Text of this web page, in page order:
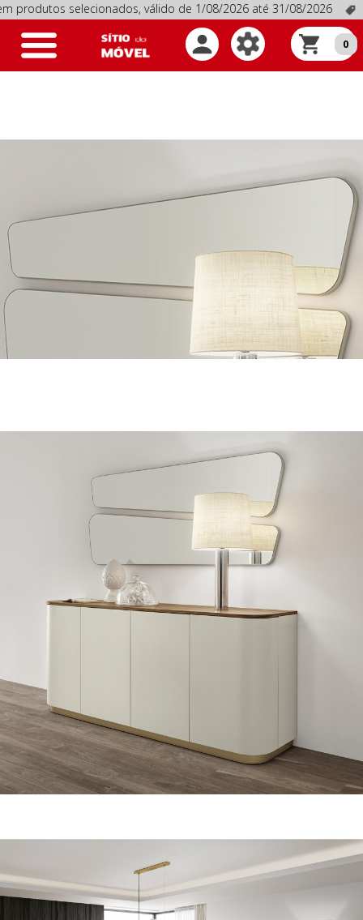
selecionados, válido de 1/08/2026 até 31/08/2026
Toggle
navigation 0